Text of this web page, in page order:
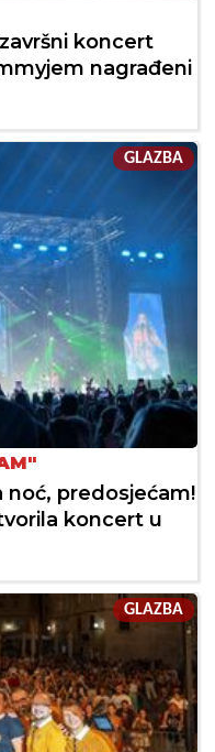
koncert
nagrađeni
GLAZBA
noć, predosjećam!
koncert u
GLAZBA